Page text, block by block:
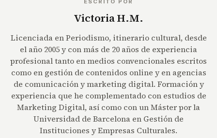
ESCRITO POR
Victoria H.M.
Licenciada en Periodismo, itinerario cultural, desde
el año 2005 y con más de 20 años de experiencia
profesional tanto en medios convencionales escritos
como en gestión de contenidos online y en agencias
de comunicación y marketing digital. Formación y
experiencia que he complementado con estudios de
Marketing Digital, así como con un Máster por la
Universidad de Barcelona en Gestión de
Instituciones y Empresas Culturales.